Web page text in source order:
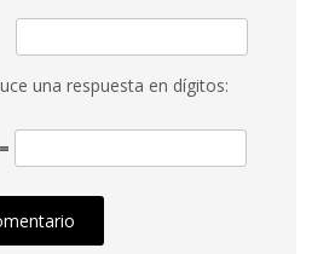
una respuesta en dígitos: